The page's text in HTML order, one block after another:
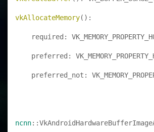
vkAllocateMemory():
required:
preferred:
preferred_not:
ncnn